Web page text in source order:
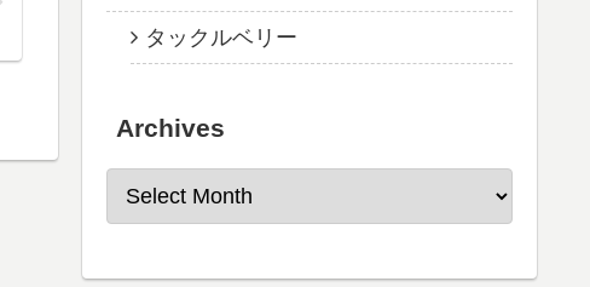
タックルベリー
Archives